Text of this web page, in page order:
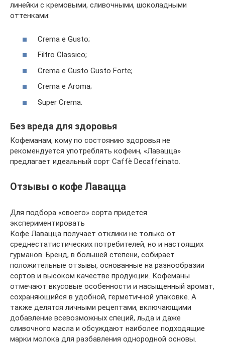
линейки с кремовыми, сливочными, шоколадными
оттенками:
Crema е Gusto;
Filtro Classico;
Crema e Gusto Gusto Forte;
Crema e Aroma;
Super Crema.
Без вреда для здоровья
Кофеманам, кому по состоянию здоровья не
рекомендуется употреблять кофеин, «Лавацца»
предлагает идеальный сорт Caffè Decaffeinato.
Отзывы о кофе Лавацца
Для подбора «своего» сорта придется
экспериментировать
Кофе Лавацца получает отклики не только от
среднестатистических потребителей, но и настоящих
гурманов. Бренд, в большей степени, собирает
положительные отзывы, основанные на разнообразии
сортов и высоком качестве продукции. Кофеманы
отмечают вкусовые особенности и насыщенный аромат,
сохраняющийся в удобной, герметичной упаковке. А
также делятся личными рецептами, включающими
добавление всевозможных специй, льда и даже
сливочного масла и обсуждают наиболее подходящие
марки молока для разбавления однородной основы.